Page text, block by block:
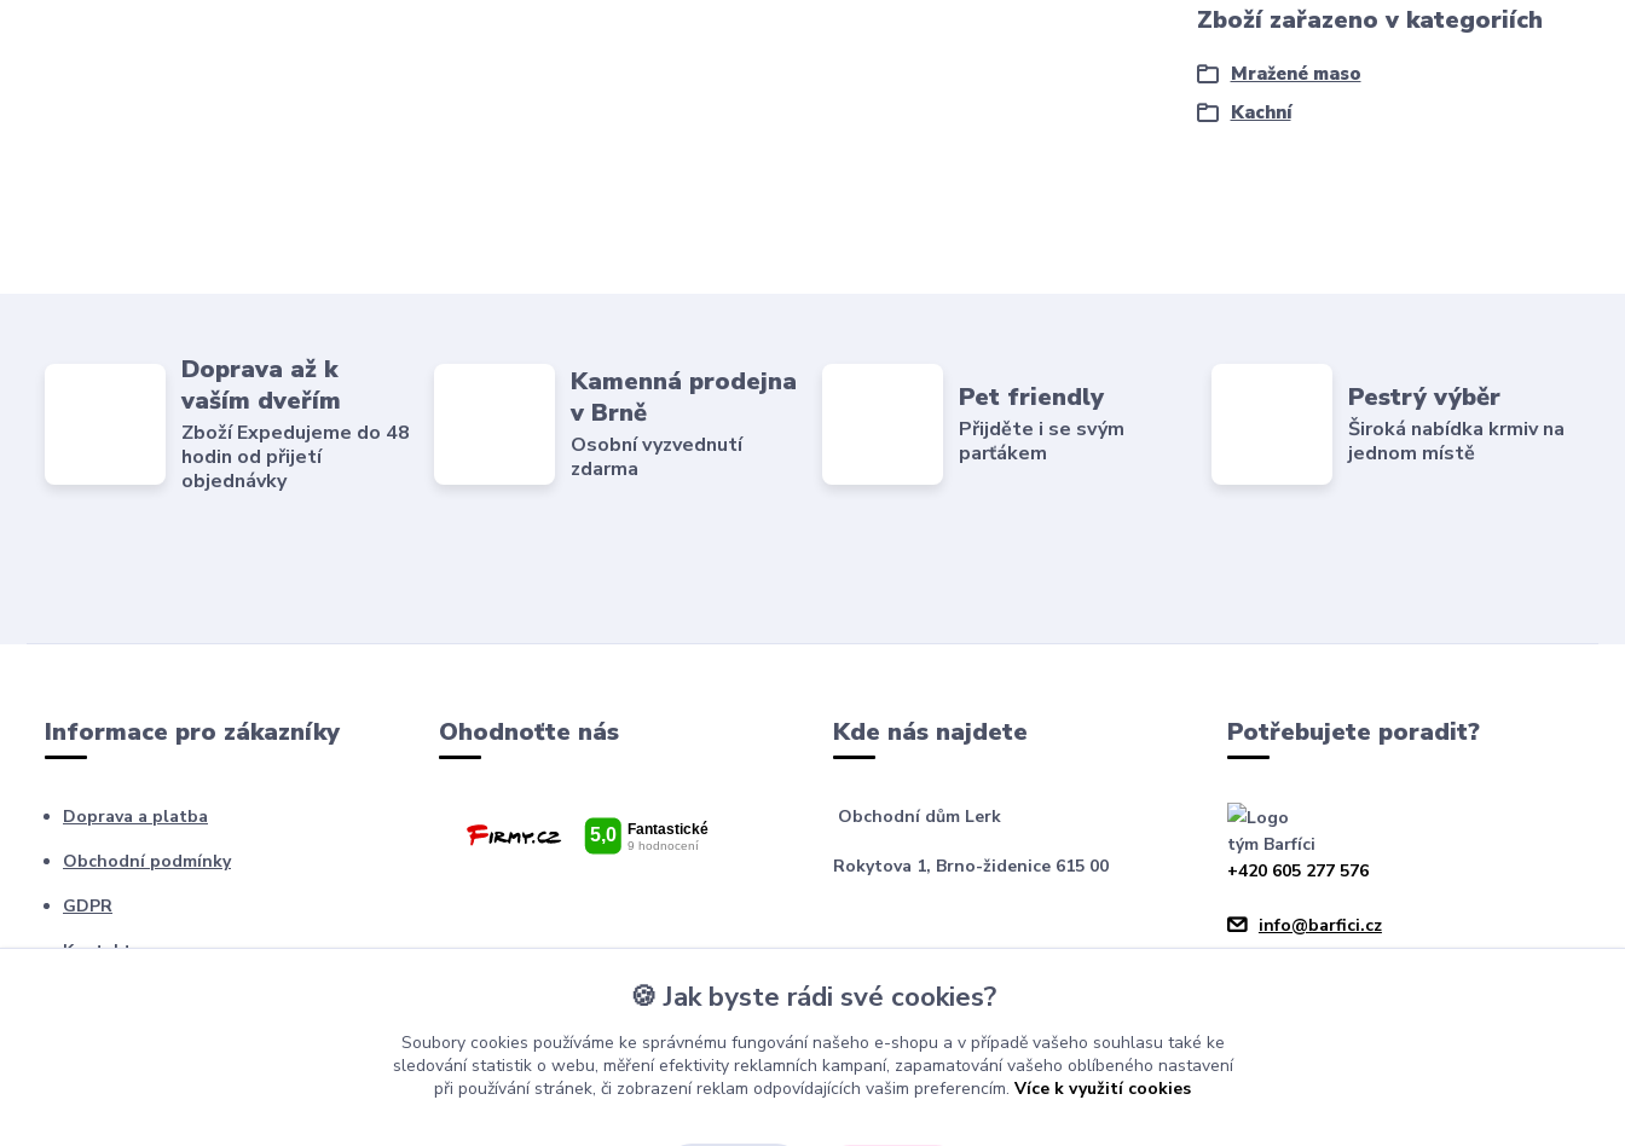
Zboží zařazeno v kategoriích
Mražené maso
Kachní
Doprava až k
vaším dveřím
Zboží Expedujeme do 48
hodin od přijetí
objednávky
Kamenná prodejna
v Brně
Osobní vyzvednutí
zdarma
Pet friendly
Přijděte i se svým
parťákem
Pestrý výběr
Široká nabídka krmiv na
jednom místě
Informace pro zákazníky
Doprava a platba
Obchodní podmínky
GDPR
Kontakty
Ohodnoťte nás Kde nás najdete
Obchodní dům Lerk
Rokytova 1, Brno-židenice 615 00
Potřebujete poradit?
tým Barfíci
+420 605 277 576
info@barfici.cz
🍪 Jak byste rádi své cookies?
Soubory cookies používáme ke správnému fungování našeho e-shopu a v případě vašeho souhlasu také ke
sledování statistik o webu, měření efektivity reklamních kampaní, zapamatování vašeho oblíbeného nastavení
při používání stránek, či zobrazení reklam odpovídajících vašim preferencím. Více k využití cookies